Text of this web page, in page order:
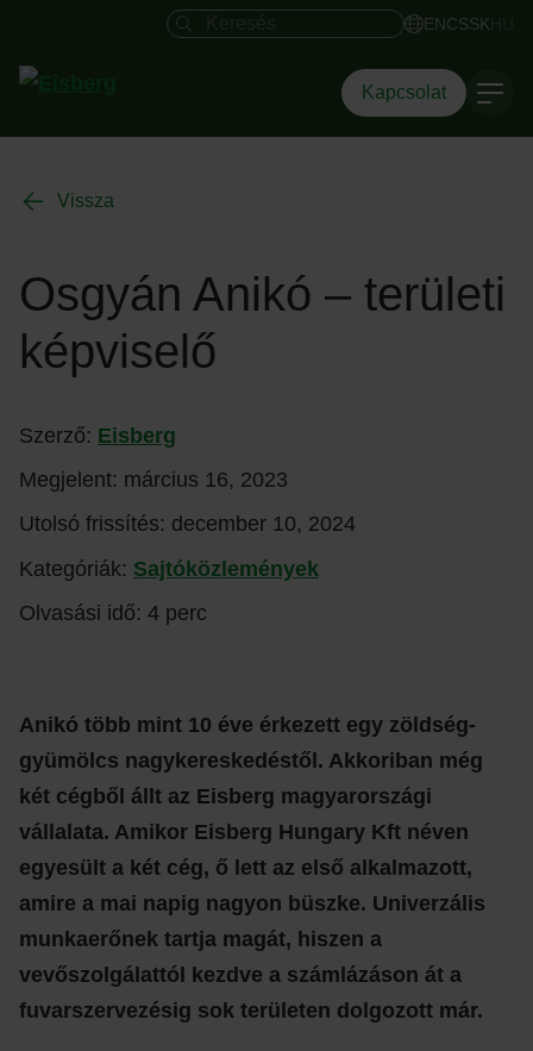
Keresés mező ENCSSK
Kapcsolat
Vissza
Osgyán Anikó – területi
képviselő
Szerző: Eisberg
Megjelent: március 16, 2023
Utolsó frissítés: december 10, 2024
Kategóriák: Sajtóközlemények
Olvasási idő: 4 perc
Anikó több mint 10 éve érkezett egy zöldség-
gyümölcs nagykereskedéstől. Akkoriban még
két cégből állt az Eisberg magyarországi
vállalata. Amikor Eisberg Hungary Kft néven
egyesült a két cég, ő lett az első alkalmazott,
amire a mai napig nagyon büszke. Univerzális
munkaerőnek tartja magát, hiszen a
vevőszolgálattól kezdve a számlázáson át a
fuvarszervezésig sok területen dolgozott már.